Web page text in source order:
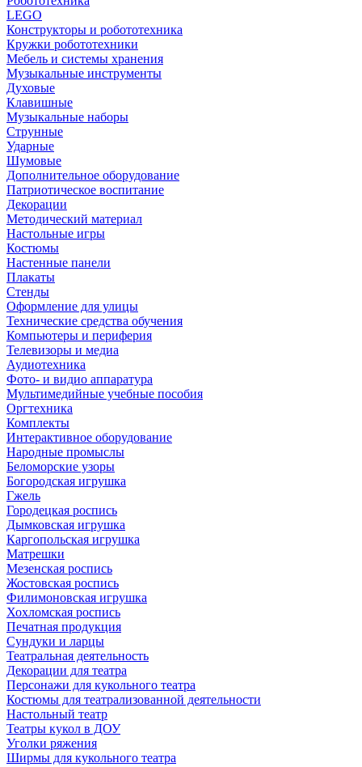
LEGO
Конструкторы и робототехника
Кружки робототехники
Мебель и системы хранения
Музыкальные инструменты
Духовые
Клавишные
Музыкальные наборы
Струнные
Ударные
Шумовые
Дополнительное оборудование
Патриотическое воспитание
Декорации
Методический материал
Настольные игры
Костюмы
Настенные панели
Плакаты
Стенды
Оформление для улицы
Технические средства обучения
Компьютеры и периферия
Телевизоры и медиа
Аудиотехника
Фото- и видио аппаратура
Мультимедийные учебные пособия
Оргтехника
Комплекты
Интерактивное оборудование
Народные промыслы
Беломорские узоры
Богородская игрушка
Гжель
Городецкая роспись
Дымковская игрушка
Каргопольская игрушка
Матрешки
Мезенская роспись
Жостовская роспись
Филимоновская игрушка
Хохломская роспись
Печатная продукция
Сундуки и ларцы
Театральная деятельность
Декорации для театра
Персонажи для кукольного театра
Костюмы для театрализованной деятельности
Настольный театр
Театры кукол в ДОУ
Уголки ряжения
Ширмы для кукольного театра